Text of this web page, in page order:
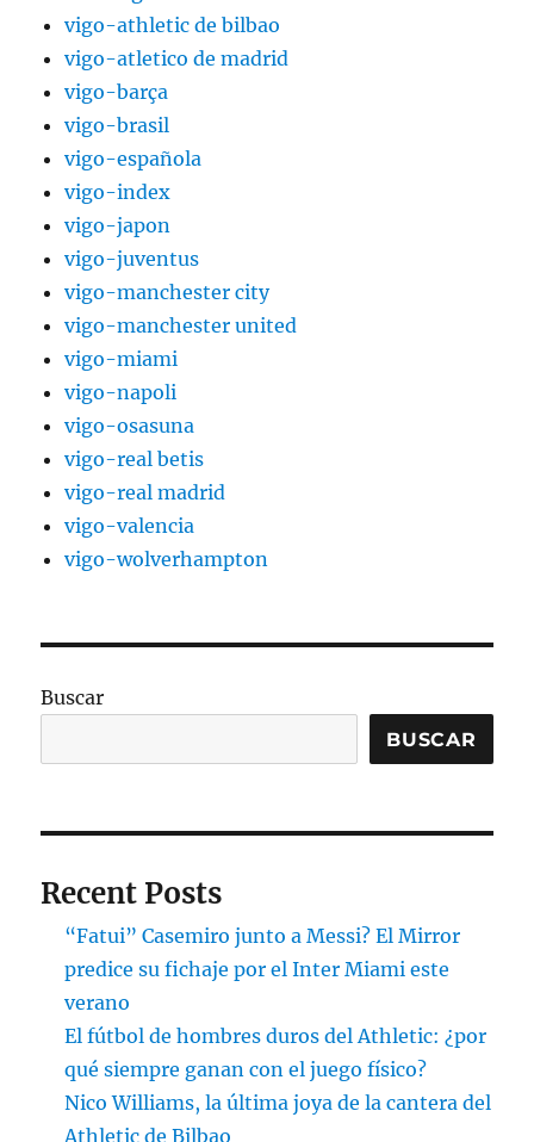
vigo-athletic de bilbao
vigo-atletico de madrid
vigo-barça
vigo-brasil
vigo-española
vigo-index
vigo-japon
vigo-juventus
vigo-manchester city
vigo-manchester united
vigo-miami
vigo-napoli
vigo-osasuna
vigo-real betis
vigo-real madrid
vigo-valencia
vigo-wolverhampton
Buscar
BUSCAR
Recent Posts
“Fatui” Casemiro junto a Messi? El Mirror
predice su fichaje por el Inter Miami este
verano
El fútbol de hombres duros del Athletic: ¿por
qué siempre ganan con el juego físico?
Nico Williams, la última joya de la cantera del
Athletic de Bilbao